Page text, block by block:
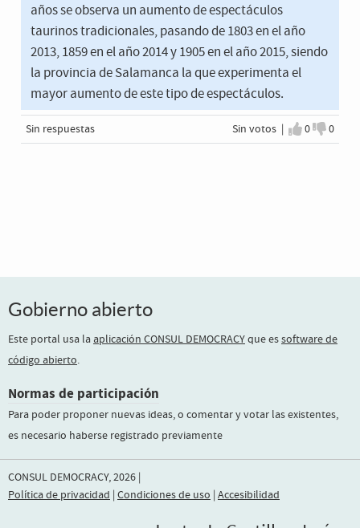
años se observa un aumento de espectáculos
taurinos tradicionales, pasando de 1803 en el año
2013, 1859 en el año 2014 y 1905 en el año 2015, siendo
la provincia de Salamanca la que experimenta el
mayor aumento de este tipo de espectáculos.
Sin votos |
Estoy de
0
No
0
Sin respuestas
Gobierno abierto
Este portal usa la aplicación CONSUL DEMOCRACYque essoftware de
código abierto.
Normas de participación
Para poder proponer nuevas ideas, o comentar y votar las existentes,
es necesario haberse registrado previamente
CONSUL DEMOCRACY, 2026 |
Política de privacidad | Condiciones de uso | Accesibilidad